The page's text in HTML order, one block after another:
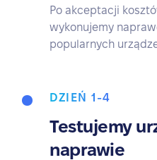
Po akceptacji
wykonujemy
popularnych
DZIEŃ 1-4
Testujemy
naprawie